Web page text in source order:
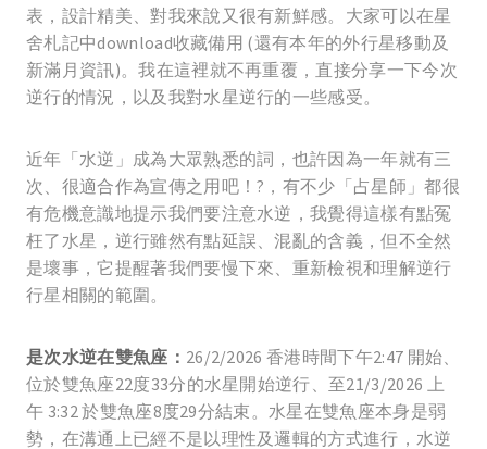
表，設計精美、對我來說又很有新鮮感。大家可以在星
舍札記中download收藏備用 (還有本年的外行星移動及
新滿月資訊)。我在這裡就不再重覆，直接分享一下今次
逆行的情況，以及我對水星逆行的一些感受。
近年「水逆」成為大眾熟悉的詞，也許因為一年就有三
次、很適合作為宣傳之用吧！?，有不少「占星師」都很
有危機意識地提示我們要注意水逆，我覺得這樣有點冤
枉了水星，逆行雖然有點延誤、混亂的含義，但不全然
是壞事，它提醒著我們要慢下來、重新檢視和理解逆行
行星相關的範圍。
是次水逆在雙魚座： 26/2/2026 香港時間下午2:47 開始、
位於雙魚座22度33分的水星開始逆行、至21/3/2026 上
午 3:32 於雙魚座8度29分結束。水星在雙魚座本身是弱
勢，在溝通上已經不是以理性及邏輯的方式進行，水逆